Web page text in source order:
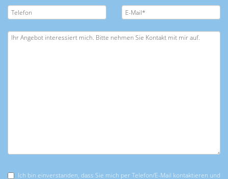
Ich bin einverstanden, dass Sie mich per Telefon/E-Mail kontaktieren und